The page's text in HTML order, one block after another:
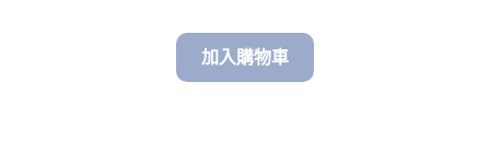
加入購物車